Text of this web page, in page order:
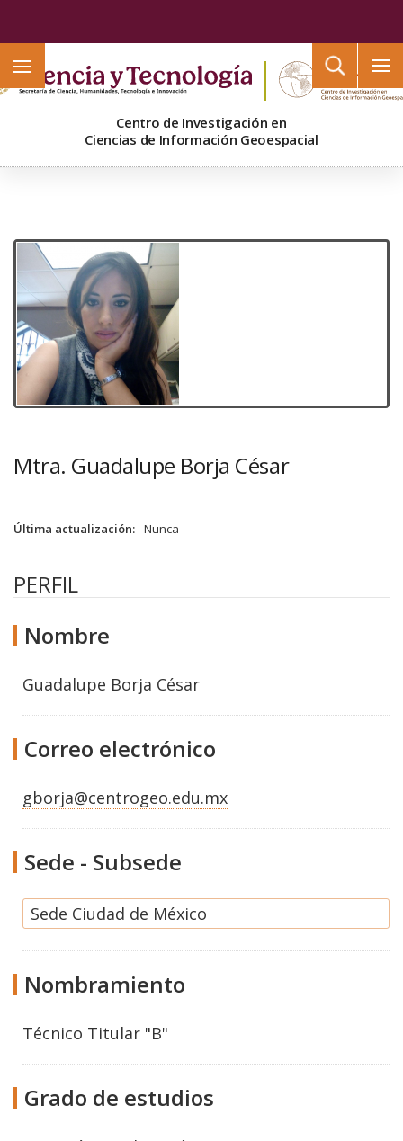
Centro de Investigación en
Ciencias de Información Geoespacial
Mtra. Guadalupe Borja César
Última actualización:- Nunca -
PERFIL
Nombre
Guadalupe Borja César
Correo electrónico
gborja@centrogeo.edu.mx
Sede - Subsede
Sede Ciudad de México
Nombramiento
Técnico Titular "B"
Grado de estudios